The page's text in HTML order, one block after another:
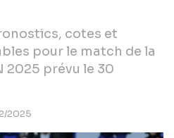
cotes et
pour le match de la
2025 prévu le 30
2025